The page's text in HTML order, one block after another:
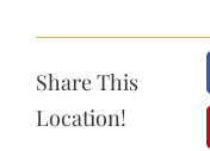
Share This
Location!